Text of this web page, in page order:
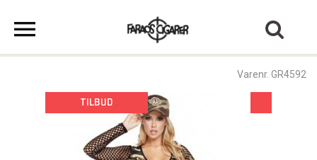
Varenr. GR4592
TILBUD